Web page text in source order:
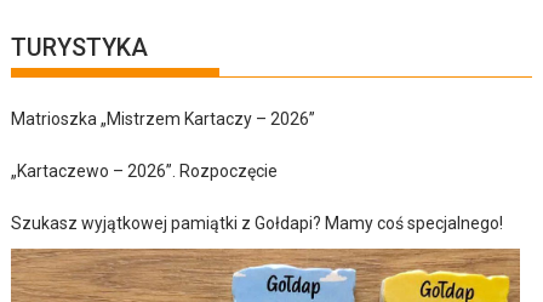
TURYSTYKA
Matrioszka „Mistrzem Kartaczy – 2026”
„Kartaczewo – 2026”. Rozpoczęcie
Szukasz wyjątkowej pamiątki z Gołdapi? Mamy coś specjalnego!